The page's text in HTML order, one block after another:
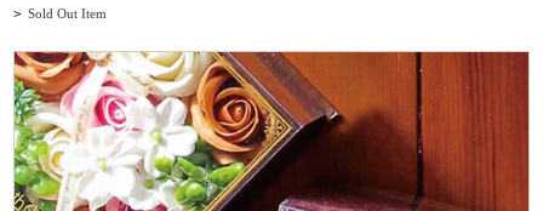
> Sold Out Item